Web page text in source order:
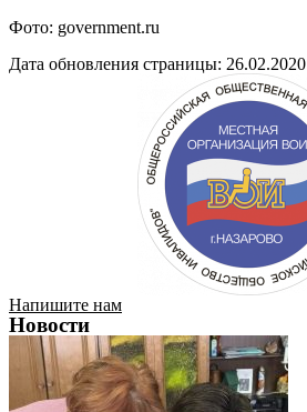
Фото: government.ru
Дата обновления страницы: 26.02.2020
Напишите нам
Новости